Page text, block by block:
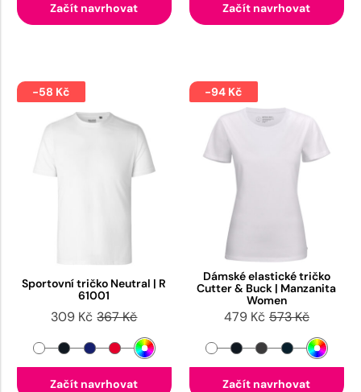
Začít navrhovat Začít navrhovat
-58 Kč
Sportovní tričko Neutral | R
61001
309 Kč 367 Kč
Začít navrhovat
-94 Kč
Dámské elastické tričko
Cutter & Buck | Manzanita
Women
479 Kč 573 Kč
Začít navrhovat